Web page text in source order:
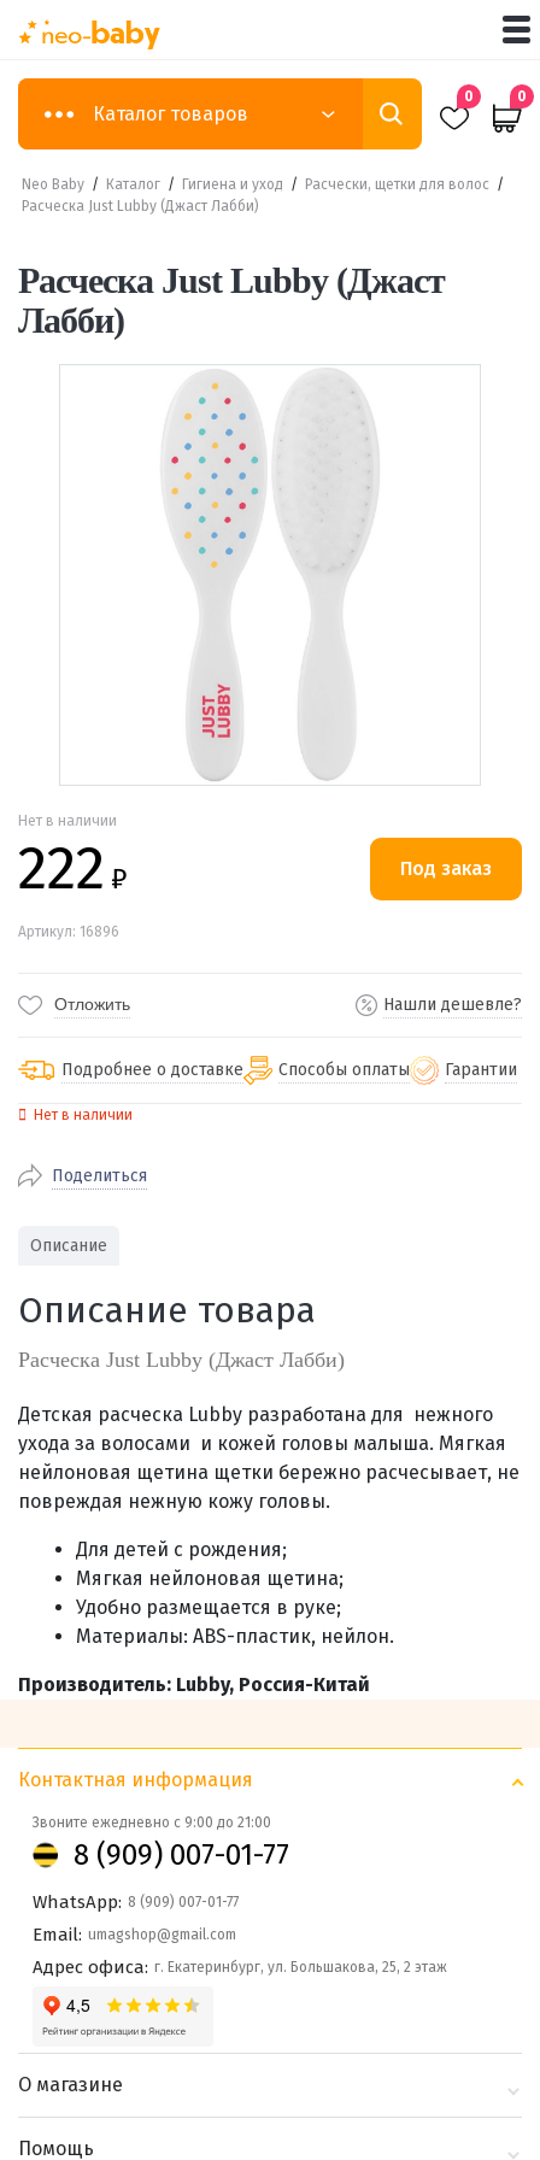
Каталог товаров
0 0
Neo Baby / Каталог / Гигиена и уход / Расчески, щетки для волос /
Расческа Just Lubby (Джаст Лабби)
Расческа Just Lubby (Джаст
Лабби)
Нет в наличии
222 ₽
Артикул: 16896
Отложить Нашли дешевле?
Подробнее о доставке
доставка
стоимость доставки
службами Пэк, Кит, Луч, Сдэк, Озон
доставка, Почта РФ или любой другой
транспортной компанией на Ваш выбор
Способы оплаты
Наличными при получении (для
городов)
Онлайн через СБП
Гарантии
Нет в наличии
Поделиться
Описание
Описание товара
Расческа Just Lubby (Джаст Лабби)
Детская расческа Lubby разработана для нежного
ухода за волосами и кожей головы малыша. Мягкая
нейлоновая щетина щетки бережно расчесывает, не
повреждая нежную кожу головы.
Для детей с рождения;
Мягкая нейлоновая щетина;
Удобно размещается в руке;
Материалы: ABS-пластик, нейлон.
Производитель: Lubby, Россия-Китай
Контактная информация
Звоните ежедневно с 9:00 до 21:00
8 (909) 007-01-77
WhatsApp: 8 (909) 007-01-77
Email: umagshop@gmail.com
Адрес офиса: г. Екатеринбург, ул. Большакова, 25, 2 этаж
О магазине
Помощь